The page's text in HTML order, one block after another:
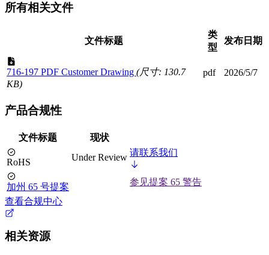
所有相关文件
文件标题
类
型
发布日期
716-197 PDF Customer Drawing (尺寸: 130.7
KB)
pdf 2026/5/7
产品合规性
文件标题 现状
RoHS Under Review 请联系我们
加州 65 号提案
参见提案 65 警告
查看合规中心
相关资源